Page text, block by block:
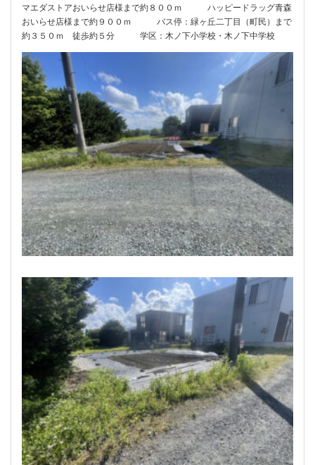
マエダストアおいらせ店様まで約８００ｍ ハッピードラッグ青森
おいらせ店様まで約９００ｍ バス停：緑ヶ丘二丁目（町民）まで
約３５０ｍ 徒歩約５分 学区：木ノ下小学校・木ノ下中学校